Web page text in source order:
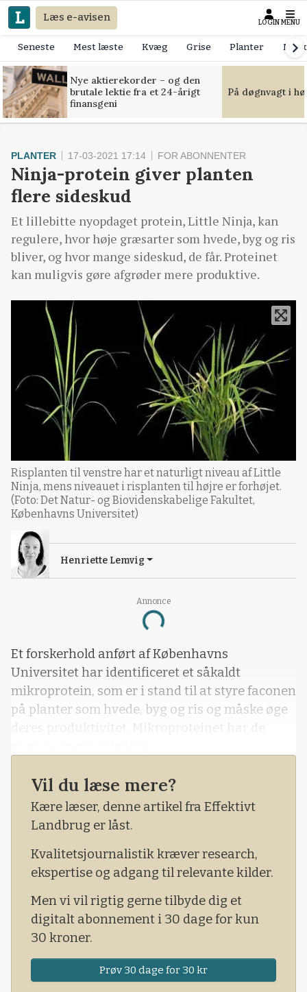
Læs e-avisen LOGIN MENU
Seneste Mest læste Kvæg Grise Planter
Nye aktierekorder – og den
brutale lektie fra et 24-årigt
finansgeni
På døgnvagt i
Annonce
Loading...
PLANTER 17-03-2021 17:14 FOR ABONNENTER
Ninja-protein giver planten
flere sideskud
Et lillebitte nyopdaget protein, Little Ninja, kan
regulere, hvor høje græsarter som hvede, byg og ris
bliver, og hvor mange sideskud, de får. Proteinet
kan muligvis gøre afgrøder mere produktive.
Risplanten til venstre har et naturligt niveau af Little
Ninja, mens niveauet i risplanten til højre er forhøjet.
(Foto: Det Natur- og Biovidenskabelige Fakultet,
Københavns Universitet)
Henriette Lemvig
Et forskerhold anført af Københavns
Universitet har identificeret et såkaldt
mikroprotein, som er i stand til at styre faconen
på planter som hvede, byg og ris og måske øge
deres produktivitet. Mikroproteinet har de
Vil du læse mere?
Kære læser, denne artikel fra Effektivt
Landbrug er låst.
Kvalitetsjournalistik kræver research,
ekspertise og adgang til relevante kilder.
Men vi vil rigtig gerne tilbyde dig et
digitalt abonnement i 30 dage for kun
30 kroner.
Prøv 30 dage for 30 kr